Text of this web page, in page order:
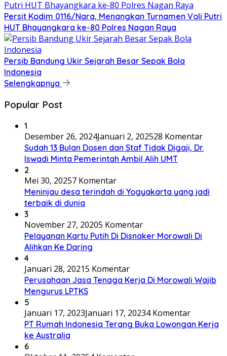
Persit Kodim 0116/Nara, Menangkan Turnamen Voli Putri
HUT Bhayangkara ke-80 Polres Nagan Raya
Persib Bandung Ukir Sejarah Besar Sepak Bola
Indonesia
Selengkapnya
Popular Post
1
Desember 26, 2024Januari 2, 202528 Komentar
Sudah 13 Bulan Dosen dan Staf Tidak Digaji, Dr.
Iswadi Minta Pemerintah Ambil Alih UMT
2
Mei 30, 20257 Komentar
Meninjau desa terindah di Yogyakarta yang jadi
terbaik di dunia
3
November 27, 20205 Komentar
Pelayanan Kartu Putih Di Disnaker Morowali Di
Alihkan Ke Daring
4
Januari 28, 20215 Komentar
Perusahaan Jasa Tenaga Kerja Di Morowali Wajib
Mengurus LPTKS
5
Januari 17, 2023Januari 17, 20234 Komentar
PT Rumah Indonesia Terang Buka Lowongan Kerja
ke Australia
6